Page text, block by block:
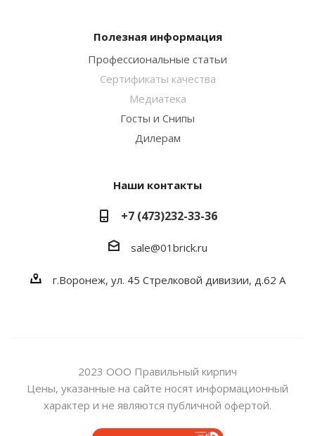
Полезная информация
Профессиональные статьи
Сертификаты качества
Медиатека
Госты и Снипы
Дилерам
Наши контакты
+7 (473)232-33-36
sale@01brick.ru
г.Воронеж, ул. 45 Стрелковой дивизии, д.62 А
2023 ООО Правильный кирпич
Цены, указанные на сайте носят информационный
характер и не являются публичной офертой.